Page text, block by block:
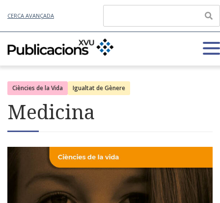
CERCA AVANÇADA
Ciències de la Vida Igualtat de Gènere
Medicina